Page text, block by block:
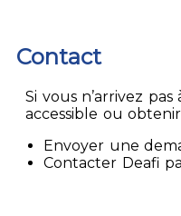
Contact
Si vous n’arrivez
accessible ou
Envoyer une
Contacter Deafi